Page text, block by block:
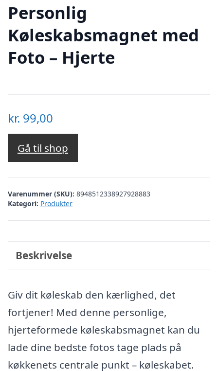
Personlig
Køleskabsmagnet med
Foto – Hjerte
kr. 99,00
Gå til shop
Varenummer (SKU): 8948512338927928883
Kategori: Produkter
Beskrivelse
Giv dit køleskab den kærlighed, det
fortjener! Med denne personlige,
hjerteformede køleskabsmagnet kan du
lade dine bedste fotos tage plads på
køkkenets centrale punkt – køleskabet.